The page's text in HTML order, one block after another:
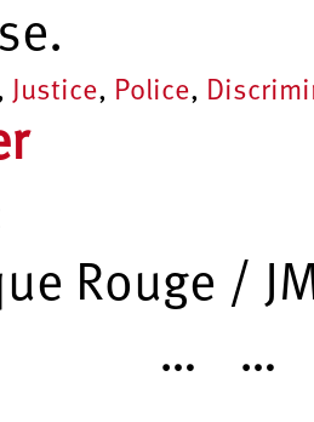
Justice, Police,
Rouge /
… …